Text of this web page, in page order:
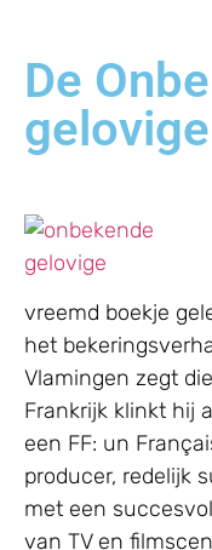
De
gelovige
vreemd boekje
het
Vlamingen zegt
Frankrijk klinkt hij
een FF: un
producer, redelijk
met een
van TV en